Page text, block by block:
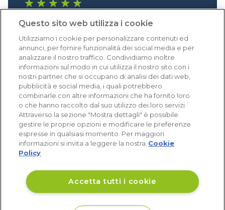
Eccellente (4,8)
Acquisti verificati
Questo sito web utilizza i cookie
Utilizziamo i cookie per personalizzare contenuti ed
annunci, per fornire funzionalità dei social media e per
analizzare il nostro traffico. Condividiamo inoltre
informazioni sul modo in cui utilizza il nostro sito con i
nostri partner che si occupano di analisi dei dati web,
pubblicità e social media, i quali potrebbero
combinarle con altre informazioni che ha fornito loro
o che hanno raccolto dal suo utilizzo dei loro servizi.
Attraverso la sezione "Mostra dettagli" è possibile
gestire le proprie opzioni e modificare le preferenze
espresse in qualsiasi momento. Per maggiori
informazioni si invita a leggere la nostra Cookie
Policy
Accetta tutti i cookie